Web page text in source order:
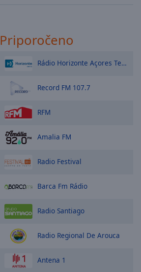
Priporočeno
Rádio Horizonte Açores Terceira
Record FM 107.7
RFM
Amalia FM
Radio Festival
Barca Fm Rádio
Radio Santiago
Radio Regional De Arouca
Antena 1